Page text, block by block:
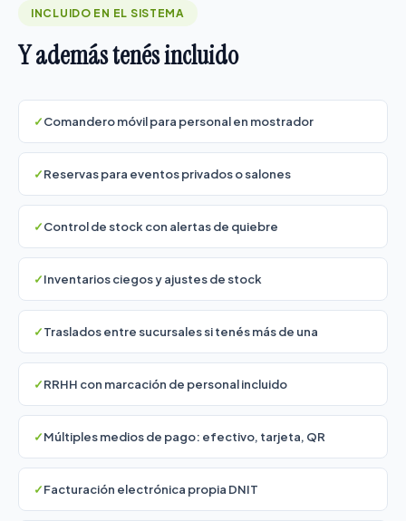
INCLUIDO EN EL SISTEMA
Y además tenés incluido
Comandero móvil para personal en mostrador
Reservas para eventos privados o salones
Control de stock con alertas de quiebre
Inventarios ciegos y ajustes de stock
Traslados entre sucursales si tenés más de una
RRHH con marcación de personal incluido
Múltiples medios de pago: efectivo, tarjeta, QR
Facturación electrónica propia DNIT